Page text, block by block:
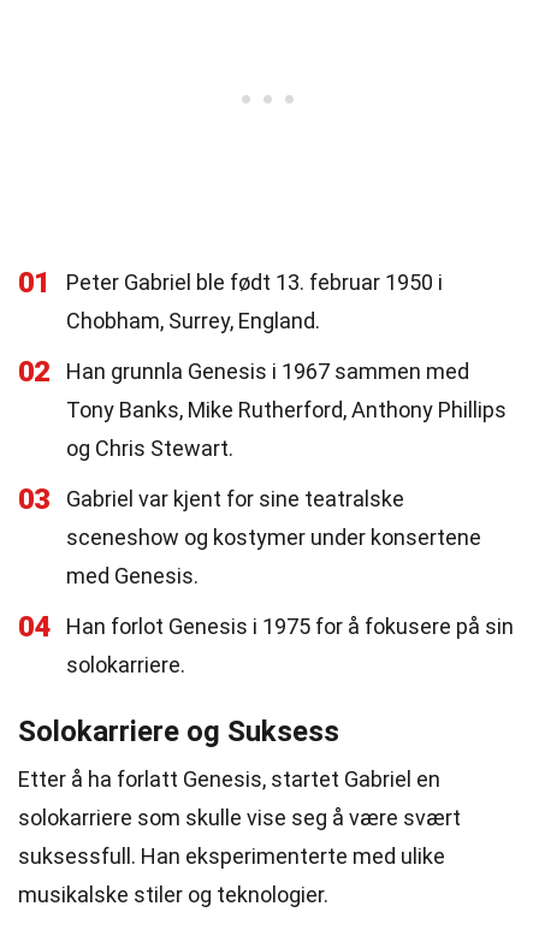
01
Peter Gabriel ble født 13. februar 1950 i
Chobham, Surrey, England.
02
Han grunnla Genesis i 1967 sammen med
Tony Banks, Mike Rutherford, Anthony Phillips
og Chris Stewart.
03
Gabriel var kjent for sine teatralske
sceneshow og kostymer under konsertene
med Genesis.
04
Han forlot Genesis i 1975 for å fokusere på sin
solokarriere.
Solokarriere og Suksess
Etter å ha forlatt Genesis, startet Gabriel en
solokarriere som skulle vise seg å være svært
suksessfull. Han eksperimenterte med ulike
musikalske stiler og teknologier.